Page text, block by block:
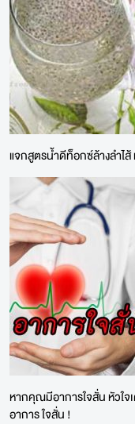
แจกสูตรน้ำดีท็อกซ์ล้างลําไ
หากคุณมีอาการใจสั่น หัวใจเ
อาการ ใจสั่น !